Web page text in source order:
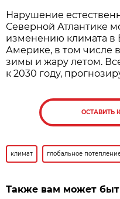
Нарушение
Северной Атлантике
изменению климата в
Америке, в том числе
зимы и жару летом.
к 2030 году,
ОСТАВИТЬ
климат глобальное
Также вам может